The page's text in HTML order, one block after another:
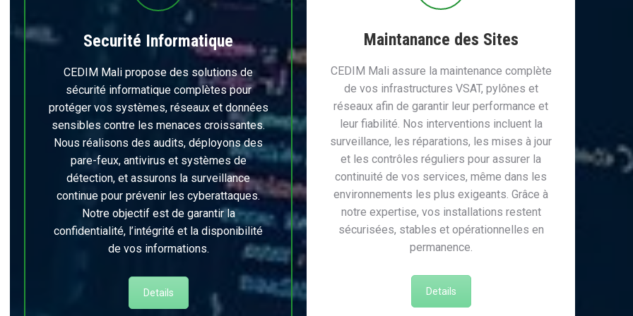
Securité Informatique
CEDIM Mali propose des solutions de
sécurité informatique complètes pour
protéger vos systèmes, réseaux et données
sensibles contre les menaces croissantes.
Nous réalisons des audits, déployons des
pare-feux, antivirus et systèmes de
détection, et assurons la surveillance
continue pour prévenir les cyberattaques.
Notre objectif est de garantir la
confidentialité, l’intégrité et la disponibilité
de vos informations.
Details
Maintanance des Sites
CEDIM Mali assure la maintenance complète
de vos infrastructures VSAT, pylônes et
réseaux afin de garantir leur performance et
leur fiabilité. Nos interventions incluent la
surveillance, les réparations, les mises à jour
et les contrôles réguliers pour assurer la
continuité de vos services, même dans les
environnements les plus exigeants. Grâce à
notre expertise, vos installations restent
sécurisées, stables et opérationnelles en
permanence.
Details